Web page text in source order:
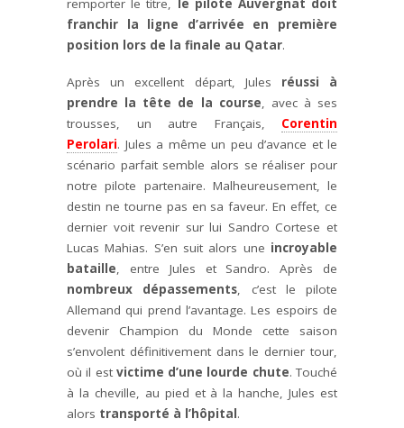
remporter le titre, le pilote Auvergnat doit
franchir la ligne d’arrivée en première
position lors de la finale au Qatar.
Après un excellent départ, Jules réussi à
prendre la tête de la course, avec à ses
trousses, un autre Français, Corentin
Perolari. Jules a même un peu d’avance et le
scénario parfait semble alors se réaliser pour
notre pilote partenaire. Malheureusement, le
destin ne tourne pas en sa faveur. En effet, ce
dernier voit revenir sur lui Sandro Cortese et
Lucas Mahias. S’en suit alors une incroyable
bataille, entre Jules et Sandro. Après de
nombreux dépassements, c’est le pilote
Allemand qui prend l’avantage. Les espoirs de
devenir Champion du Monde cette saison
s’envolent définitivement dans le dernier tour,
où il est victime d’une lourde chute. Touché
à la cheville, au pied et à la hanche, Jules est
alors transporté à l’hôpital.